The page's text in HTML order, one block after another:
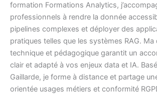
formation Formations Analytics,
professionnels à rendre la donnée
pipelines complexes et déployer des
pratiques telles que les systèmes RAG.
technique et pédagogique garantit un
clair et adapté à vos enjeux data et IA.
Gaillarde, je forme à distance et partage
orientée usages métiers et conformité